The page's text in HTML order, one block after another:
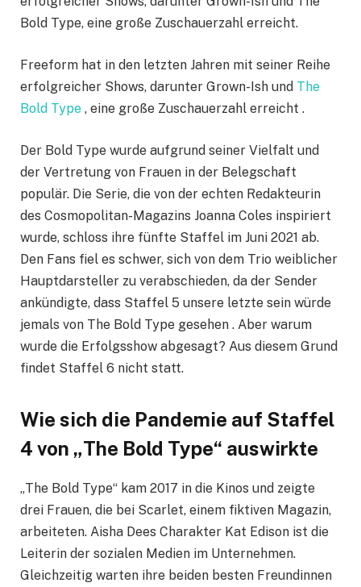
Bold Type, eine große Zuschauerzahl erreicht.
Freeform hat in den letzten Jahren mit seiner Reihe
erfolgreicher Shows, darunter Grown-Ish und The
Bold Type , eine große Zuschauerzahl erreicht .
Der Bold Type wurde aufgrund seiner Vielfalt und
der Vertretung von Frauen in der Belegschaft
populär. Die Serie, die von der echten Redakteurin
des Cosmopolitan-Magazins Joanna Coles inspiriert
wurde, schloss ihre fünfte Staffel im Juni 2021 ab.
Den Fans fiel es schwer, sich von dem Trio weiblicher
Hauptdarsteller zu verabschieden, da der Sender
ankündigte, dass Staffel 5 unsere letzte sein würde
jemals von The Bold Type gesehen . Aber warum
wurde die Erfolgsshow abgesagt? Aus diesem Grund
findet Staffel 6 nicht statt.
Wie sich die Pandemie auf Staffel
4 von „The Bold Type“ auswirkte
„The Bold Type“ kam 2017 in die Kinos und zeigte
drei Frauen, die bei Scarlet, einem fiktiven Magazin,
arbeiteten. Aisha Dees Charakter Kat Edison ist die
Leiterin der sozialen Medien im Unternehmen.
Gleichzeitig warten ihre beiden besten Freundinnen